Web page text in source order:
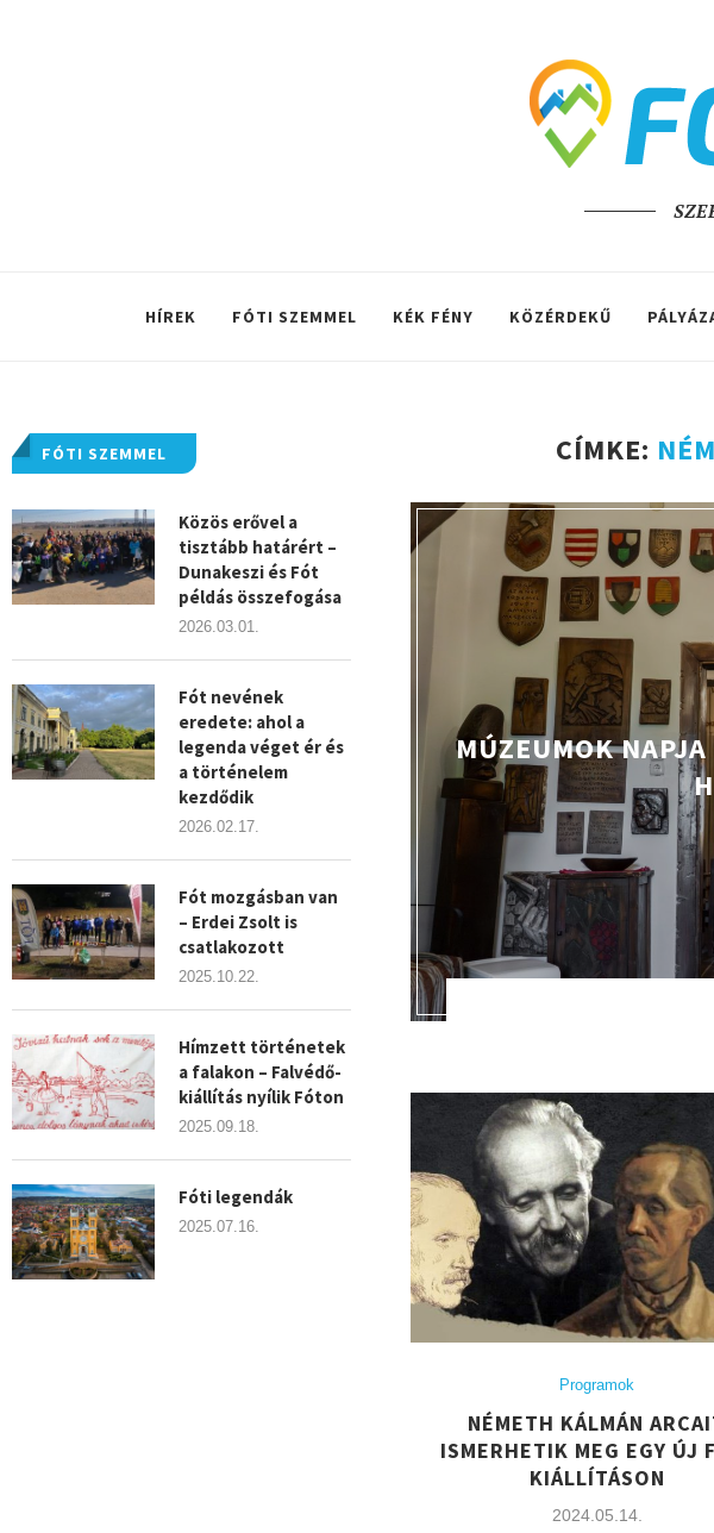
HÍREK FÓTI SZEMMEL KÉK FÉNY KÖZÉRDEKŰ
CÍMKE:
MÚZEUMOK
Programok
NÉMETH KÁLMÁN
ISMERHETIK MEG EGY ÚJ
KIÁLLÍTÁSON
2024.05.14.
FÓTI SZEMMEL
Közös erővel a
tisztább határért –
Dunakeszi és Fót
példás összefogása
2026.03.01.
Fót nevének
eredete: ahol a
legenda véget ér és
a történelem
kezdődik
2026.02.17.
Fót mozgásban van
– Erdei Zsolt is
csatlakozott
2025.10.22.
Hímzett történetek
a falakon – Falvédő-
kiállítás nyílik Fóton
2025.09.18.
Fóti legendák
2025.07.16.